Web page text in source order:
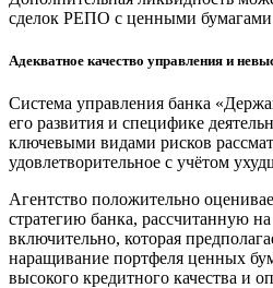
сделок РЕПО с ценными бумагами
Адекватное качество управления и
Система управления банка
его развития и специфике
ключевыми видами рисков
удовлетворительное с учётом
Агентство положительно
стратегию банка, рассчитанную
включительно, которая
наращивание портфеля ценных
высокого кредитного качества и